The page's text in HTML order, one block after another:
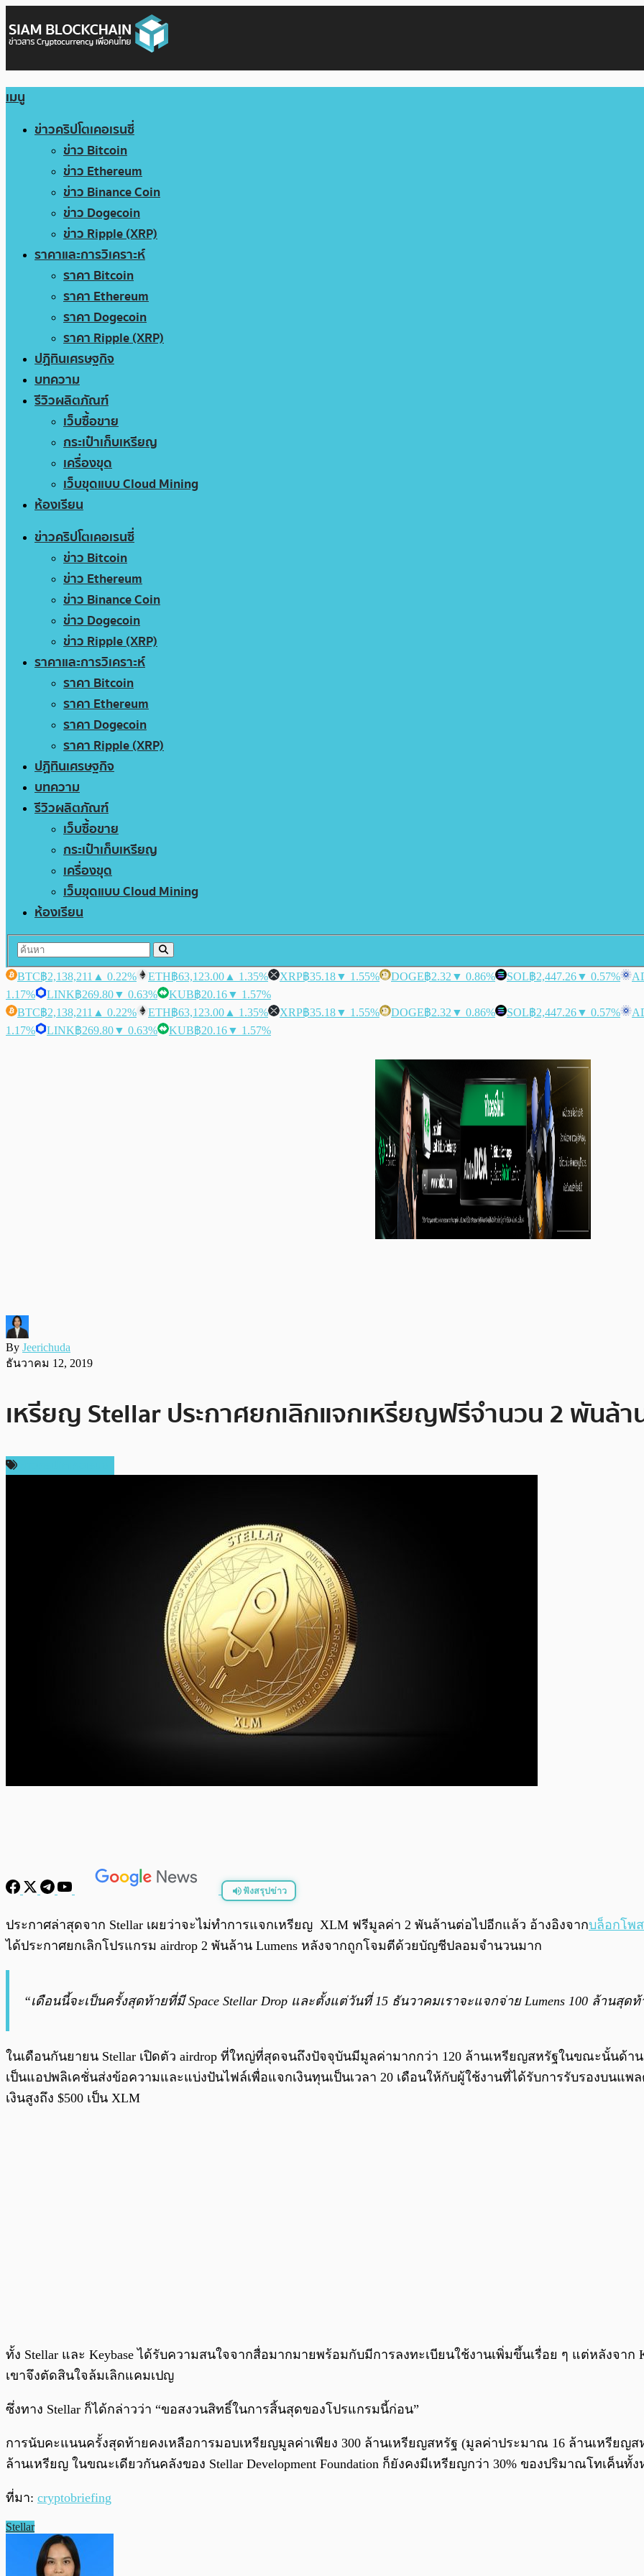
เมนู
ข่าวคริปโตเคอเรนซี่
ข่าว Bitcoin
ข่าว Ethereum
ข่าว Binance Coin
ข่าว Dogecoin
ข่าว Ripple (XRP)
ราคาและการวิเคราะห์
ราคา Bitcoin
ราคา Ethereum
ราคา Dogecoin
ราคา Ripple (XRP)
ปฏิทินเศรษฐกิจ
บทความ
รีวิวผลิตภัณฑ์
เว็บซื้อขาย
กระเป๋าเก็บเหรียญ
เครื่องขุด
เว็บขุดแบบ Cloud Mining
ห้องเรียน
ข่าวคริปโตเคอเรนซี่
ข่าว Bitcoin
ข่าว Ethereum
ข่าว Binance Coin
ข่าว Dogecoin
ข่าว Ripple (XRP)
ราคาและการวิเคราะห์
ราคา Bitcoin
ราคา Ethereum
ราคา Dogecoin
ราคา Ripple (XRP)
ปฏิทินเศรษฐกิจ
บทความ
รีวิวผลิตภัณฑ์
เว็บซื้อขาย
กระเป๋าเก็บเหรียญ
เครื่องขุด
เว็บขุดแบบ Cloud Mining
ห้องเรียน
BTC฿2,138,211 ▲ 0.22% ETH฿63,123.00 ▲ 1.35% XRP฿35.18▼ 1.55% DOGE฿2.32 ▼ 0.86% SOL฿2,447.26▼ 0.57%
1.17%
LINK฿269.80▼ 0.63% KUB฿20.16▼ 1.57%
BTC฿2,138,211 ▲ 0.22% ETH฿63,123.00 ▲ 1.35% XRP฿35.18▼ 1.55% DOGE฿2.32 ▼ 0.86% SOL฿2,447.26▼ 0.57%
1.17%
LINK฿269.80▼ 0.63% KUB฿20.16▼ 1.57%
By Jeerichuda
ธันวาคม 12, 2019
เหรียญ Stellar ประกาศยกเลิกแจกเหรียญฟรีจำนวน 2 พันล้
ฟังสรุปข่าว
พร้อมเล่น
ประกาศล่าสุดจาก Stellar เผยว่าจะไม่ทำการแจกเหรียญ XLM ฟรีมูลค่า 2 พันล้านต่อไปอีกแล้ว อ้างอิงจากบล็อกโพ
ได้ประกาศยกเลิกโปรแกรม airdrop 2 พันล้าน Lumens หลังจากถูกโจมตีด้วยบัญชีปลอมจำนวนมาก
“เดือนนี้จะเป็นครั้งสุดท้ายที่มี Space Stellar Drop และตั้งแต่วันที่ 15 ธันวาคมเราจะแจกจ่าย Lumens 100 ล้าน
ในเดือนกันยายน Stellar เปิดตัว airdrop ที่ใหญ่ที่สุดจนถึงปัจจุบันมีมูลค่ามากกว่า 120 ล้านเหรียญสหรัฐในขณะนั้นด้าน
เป็นแอปพลิเคชั่นส่งข้อความและแบ่งปันไฟล์เพื่อแจกเงินทุนเป็นเวลา 20 เดือนให้กับผู้ใช้งานที่ได้รับการรับรองบน
เงินสูงถึง $500 เป็น XLM
ทั้ง Stellar และ Keybase ได้รับความสนใจจากสื่อมากมายพร้อมกับมีการลงทะเบียนใช้งานเพิ่มขึ้นเรื่อย ๆ แต่หลังจาก
เขาจึงตัดสินใจล้มเลิกแคมเปญ
ซึ่งทาง Stellar ก็ได้กล่าวว่า “ขอสงวนสิทธิ์ในการสิ้นสุดของโปรแกรมนี้ก่อน”
การนับคะแนนครั้งสุดท้ายคงเหลือการมอบเหรียญมูลค่าเพียง 300 ล้านเหรียญสหรัฐ (มูลค่าประมาณ 16 ล้านเหรียญ
ล้านเหรียญ ในขณะเดียวกันคลังของ Stellar Development Foundation ก็ยังคงมีเหรียญกว่า 30% ของปริมาณโทเค็นทั้
ที่มา: cryptobriefing
Stellar